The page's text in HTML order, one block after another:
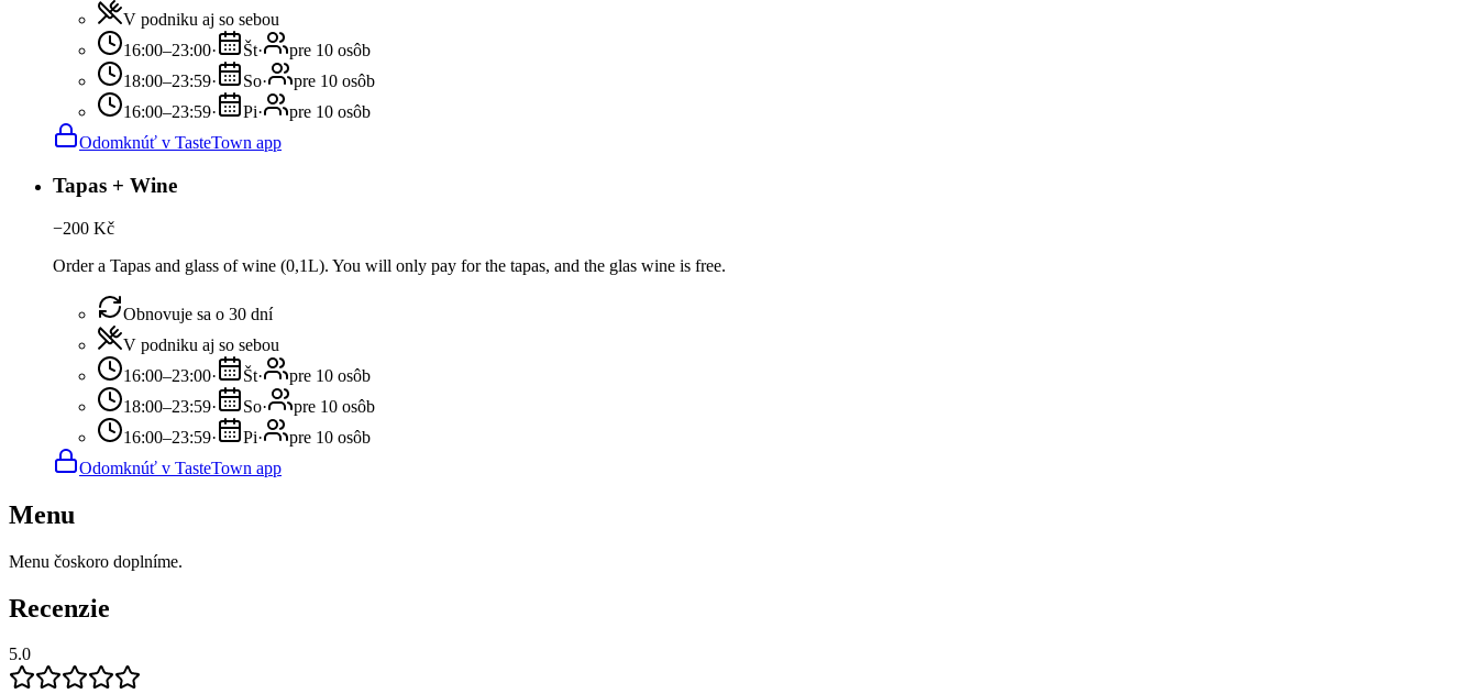
V podniku aj so sebou
16:00–23:00· Št·
pre 10 osôb
18:00–23:59· So·
pre 10 osôb
16:00–23:59· Pi·
pre 10 osôb
Odomknúť v TasteTown app
Tapas + Wine
−200 Kč
Order a Tapas and glass of wine (0,1L). You will only pay for the tapas, and the glas wine is free.
Obnovuje sa o 30 dní
V podniku aj so sebou
16:00–23:00· Št·
pre 10 osôb
18:00–23:59· So·
pre 10 osôb
16:00–23:59· Pi·
pre 10 osôb
Odomknúť v TasteTown app
Menu
Menu čoskoro doplníme.
Recenzie
5.0